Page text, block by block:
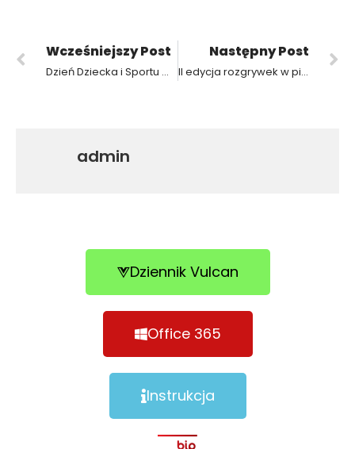
Wcześniejszy Post
Dzień Dziecka i Sportu w Trójce
Następny Post
II edycja rozgrywek w piłkę koszykową 3×3 w ZSP3
admin
Dziennik Vulcan
Office 365
Instrukcja